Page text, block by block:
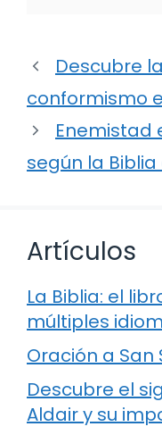
Descubre
conformismo
Enemistad
según la
Artículos
La Biblia: el
múltiples
Oración a
Descubre el
Aldair y su